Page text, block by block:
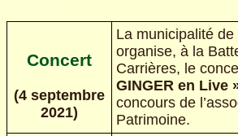
Concert
(4 septembre
2021)
La municipalité
organise, à la
Carrières, le
GINGER en Live
concours de
Patrimoine.